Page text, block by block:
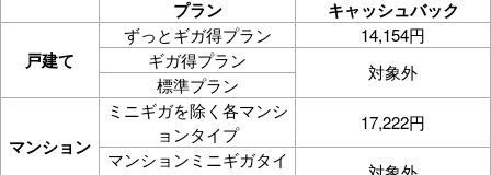
プラン キャッシュバック
戸建て
ずっとギガ得プラン
14,154円
ギガ得プラン
対象外
標準プラン
マンション
ミニギガを除く各マンシ
ョンタイプ
17,222円
マンションミニギガタイ